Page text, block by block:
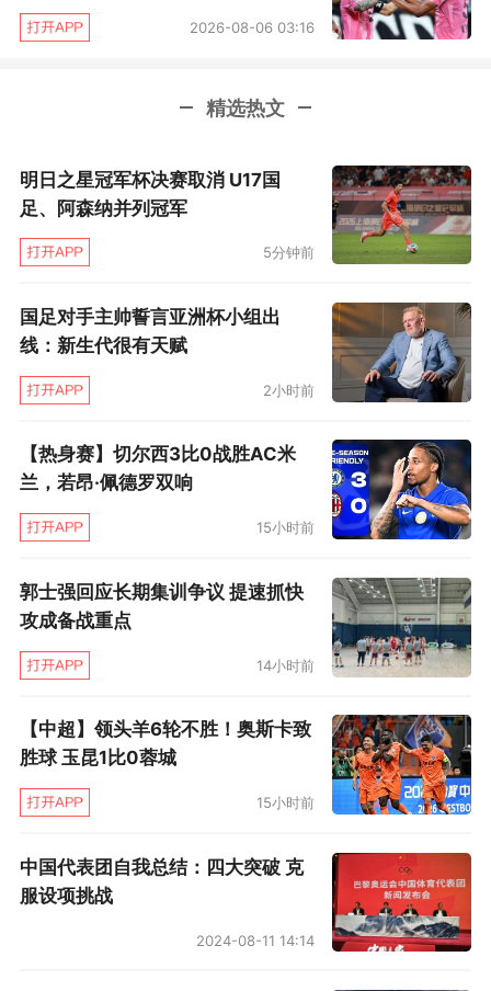
爸。我来到巴萨后，他帮了我很多，总是在我身
充满感激，他是我的足球教父。”
梅西2023年加盟迈阿密后不久，奥约斯就来此任
职，起初主管青训，去年1月起作为总监掌管一线
队竞技事务，而今更出任主教练，将与梅西有更
2026-08-06 03:16
精选热文
明日之星冠军杯决赛取消 U17国
足、阿森纳并列冠军
5分钟前
国足对手主帅誓言亚洲杯小组出
线：新生代很有天赋
2小时前
【热身赛】切尔西3比0战胜AC米
兰，若昂·佩德罗双响
15小时前
郭士强回应长期集训争议 提速抓快
攻成备战重点
14小时前
【中超】领头羊6轮不胜！奥斯卡致
胜球 玉昆1比0蓉城
15小时前
中国代表团自我总结：四大突破 克
服设项挑战
2024-08-11 14:14